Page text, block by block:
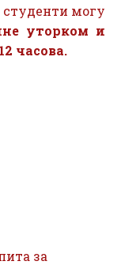
могу
уторком и
часова.
за